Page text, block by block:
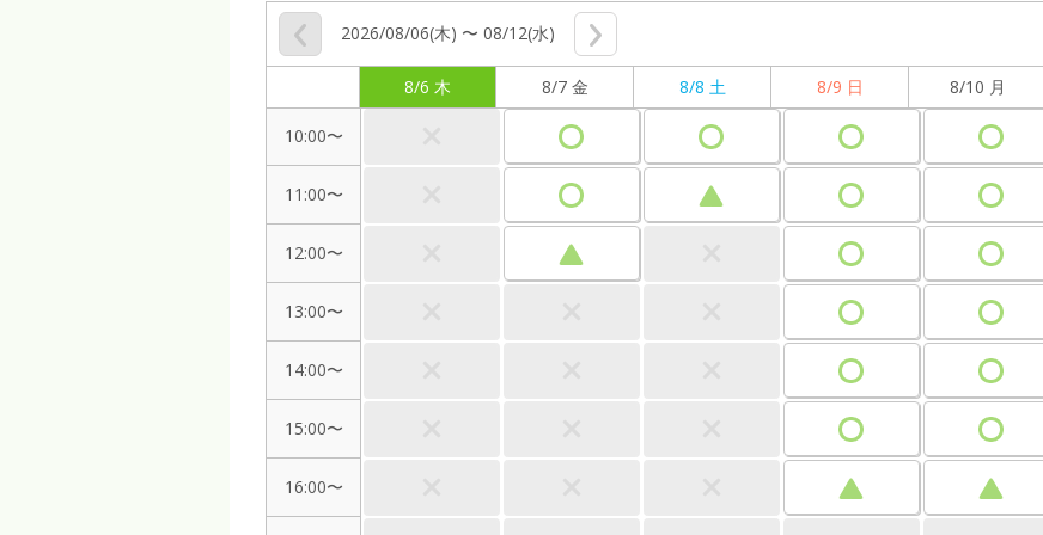
2026/08/06(木) 〜 08/12(水)
8/6 木 8/7 金 8/8 土 8/9 日 8/10 月
10:00〜
11:00〜
12:00〜
13:00〜
14:00〜
15:00〜
16:00〜